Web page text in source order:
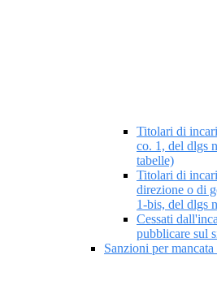
Titolari di
co. 1, del dlgs
tabelle)
Titolari di
direzione o di
1-bis, del dlgs
Cessati
pubblicare sul
Sanzioni per